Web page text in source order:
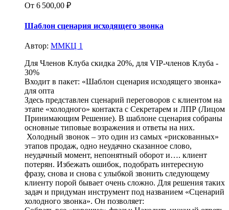
От 6 500,00 ₽
Шаблон сценария исходящего звонка
Автор: ММКЦ 1
Для Членов Клуба скидка 20%, для VIP-членов Клуба -
30%
Входит в пакет: «Шаблон сценария исходящего звонка»
для опта
Здесь представлен сценарий переговоров с клиентом на
этапе «холодного» контакта с Секретарем и ЛПР (Лицом
Принимающим Решение). В шаблоне сценария собраны
основные типовые возражения и ответы на них.
Холодный звонок – это один из самых «рискованных»
этапов продаж, одно неудачно сказанное слово,
неудачный момент, непонятный оборот и…. клиент
потерян. Избежать ошибок, подобрать интересную
фразу, снова и снова с улыбкой звонить следующему
клиенту порой бывает очень сложно. Для решения таких
задач и придуман инструмент под названием «Сценарий
холодного звонка». Он позволяет: